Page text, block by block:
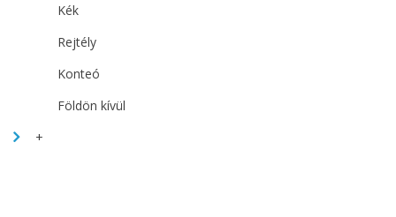
Kék
Rejtély
Konteó
Földön kívül
+